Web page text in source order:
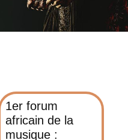
1er forum
africain de la
musique :